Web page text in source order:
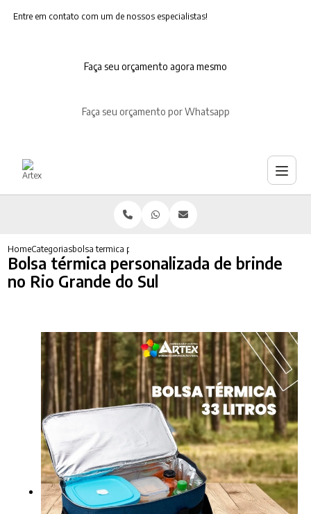
Entre em contato com um de nossos especialistas!
Faça seu orçamento agora mesmo
Faça seu orçamento por Whatsapp
HomeCategoriasbolsa termica personalizada brinde no rio grande do sul
Bolsa térmica personalizada de brinde
no Rio Grande do Sul